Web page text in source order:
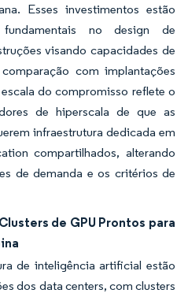
Esses investimentos estão
fundamentais no design de
visando capacidades de
com implantações
do compromisso reflete o
de hiperscala de que as
infraestrutura dedicada em
compartilhados, alterando
de demanda e os critérios de
de GPU Prontos para
de inteligência artificial estão
dos data centers, com clusters